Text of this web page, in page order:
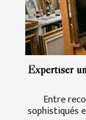
Expertiser
Entre
sophistiqués